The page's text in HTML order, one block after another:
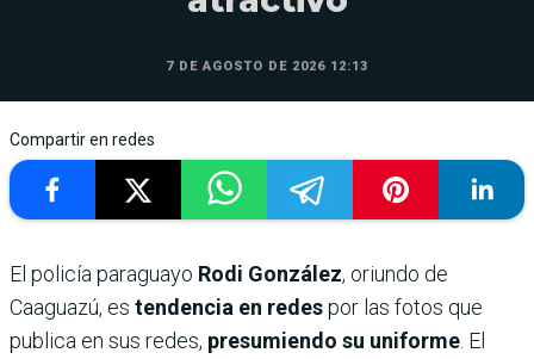
7 DE AGOSTO DE 2026 12:13
Compartir en redes
El policía paraguayo Rodi González, oriundo de
Caaguazú, es tendencia en redespor las fotos que
publica en sus redes, presumiendo su uniforme . El